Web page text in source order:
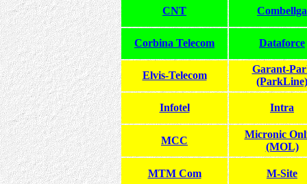
CNT Combellga
Corbina Telecom Dataforce
Elvis-Telecom
Garant-
(ParkLine)
Infotel Intra
MCC
Micronic
(MOL)
MTM Com M-Site